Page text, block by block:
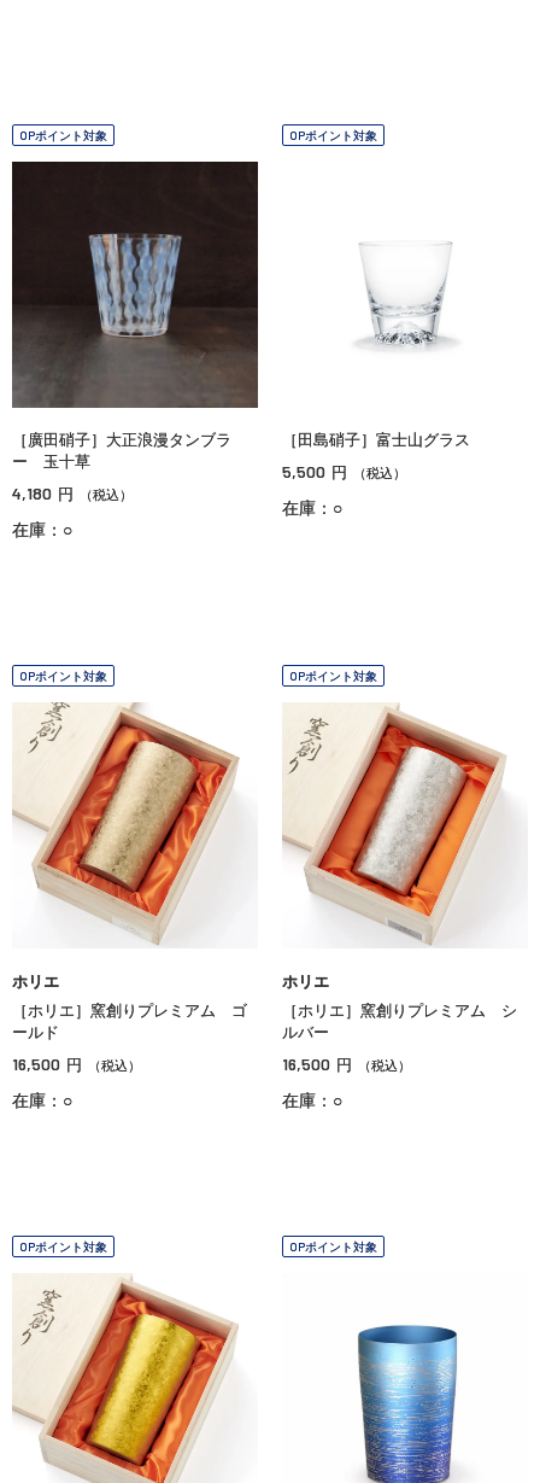
OPポイント対象
［廣田硝子］大正浪漫タンブラ
ー 玉十草
4,180 円 （税込）
在庫：○
OPポイント対象
［田島硝子］富士山グラス
5,500 円 （税込）
在庫：○
OPポイント対象
ホリエ
［ホリエ］窯創りプレミアム ゴ
ールド
16,500 円 （税込）
在庫：○
OPポイント対象
ホリエ
［ホリエ］窯創りプレミアム シ
ルバー
16,500 円 （税込）
在庫：○
OPポイント対象 OPポイント対象